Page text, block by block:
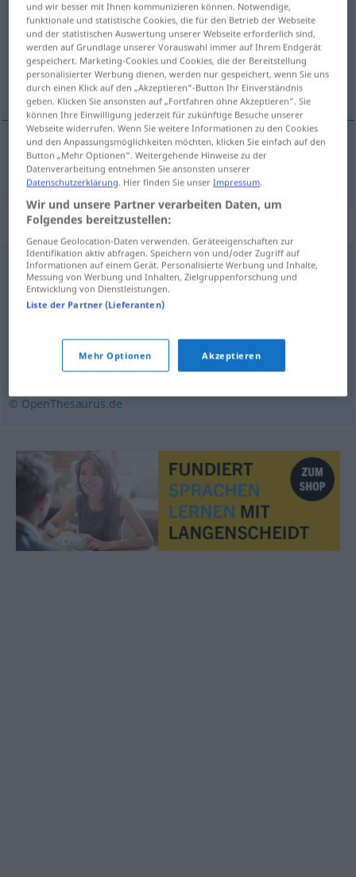
Übersicht aller Übersetzungen
(Für mehr Details die Übersetzung anklicken/antippen)
brizantní
brizantní brisant
Synonyme für "brisant"
hochexplosiv (ugs., fig.),explosiv (fig.)
bedenklich,verfänglich,brenzlig,misslich,prekär
neuralgisch
© OpenThesaurus.de
und wir besser mit Ihnen kommunizieren können. Notwendige,
funktionale und statistische Cookies, die für den Betrieb der Webseite
und der statistischen Auswertung unserer Webseite erforderlich sind,
werden auf Grundlage unserer Vorauswahl immer auf Ihrem Endgerät
gespeichert. Marketing-Cookies und Cookies, die der Bereitstellung
personalisierter Werbung dienen, werden nur gespeichert, wenn Sie uns
durch einen Klick auf den „Akzeptieren“-Button Ihr Einverständnis
geben. Klicken Sie ansonsten auf „Fortfahren ohne Akzeptieren“. Sie
können Ihre Einwilligung jederzeit für zukünftige Besuche unserer
Webseite widerrufen. Wenn Sie weitere Informationen zu den Cookies
und den Anpassungsmöglichkeiten möchten, klicken Sie einfach auf den
Button „Mehr Optionen“. Weitergehende Hinweise zu der
Datenverarbeitung entnehmen Sie ansonsten unserer
Datenschutzerklärung. Hier finden Sie unserImpressum.
Wir und unsere Partner verarbeiten Daten, um
Folgendes bereitzustellen:
Genaue Geolocation-Daten verwenden. Geräteeigenschaften zur
Identifikation aktiv abfragen. Speichern von und/oder Zugriff auf
Informationen auf einem Gerät. Personalisierte Werbung und Inhalte,
Messung von Werbung und Inhalten, Zielgruppenforschung und
Entwicklung von Dienstleistungen.
Liste der Partner (Lieferanten)
Mehr Optionen Akzeptieren